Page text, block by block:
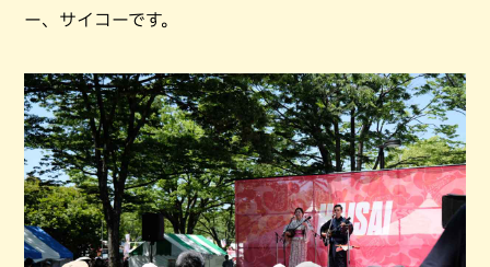
ー、サイコーです。